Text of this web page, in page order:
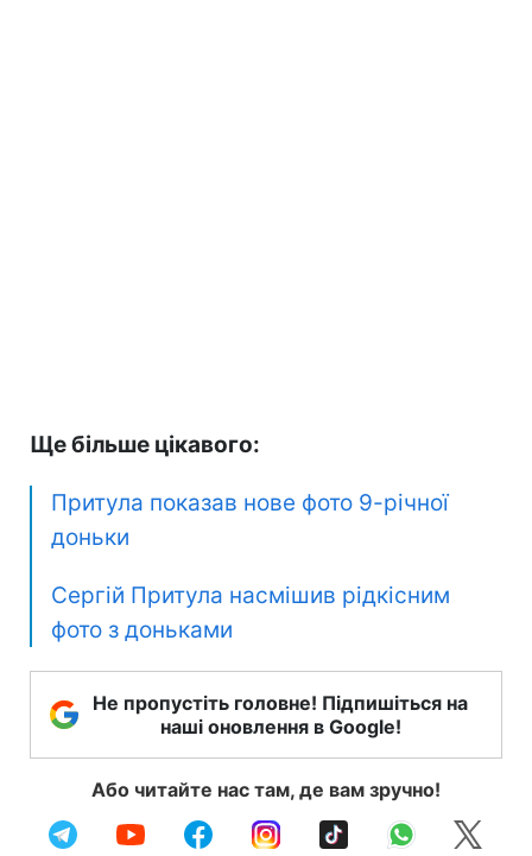
Ще більше цікавого:
Притула показав нове фото 9-річної
доньки
Сергій Притула насмішив рідкісним
фото з доньками
Не пропустіть головне! Підпишіться на
наші оновлення в Google!
Або читайте нас там, де вам зручно!